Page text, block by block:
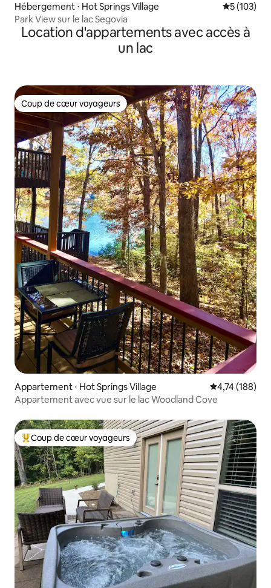
Hébergement ⋅ Hot Springs Village Évaluation
5 (103)
Park View sur le lac Segovia
Location d'appartements avec accès à
un lac
Coup de cœur voyageurs
Coup de cœur voyageurs
Appartement ⋅ Hot Springs Village Évaluation
4,74 (188)
Appartement avec vue sur le lac Woodland Cove
Coups de cœur voyageurs les plus appréciés
Coup de cœur voyageurs